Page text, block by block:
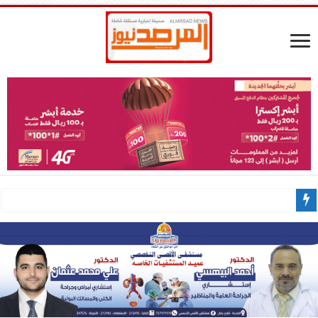
الأرصاد يتوقع هطول أمطار رعدية متفاوتة الشدة ومتفرقة.
اجراء الامتحانات التنافسية على مقاعد المنح المجانية بالجامعة الوطنية بالحديدة
إنجاز وطني جديد: درع جائزة العربة الذهبية العالمية يصل إلى صنعاء ويُسلم
نشوان الحمدي ينفي امتلاكه أي حسابات رسمية على منصات التواصل الاجتماعي
قراءة فاحصة في مقال البروف بن حبتور الموصوم … بـ تحية إجلال وإعزاز للجيش